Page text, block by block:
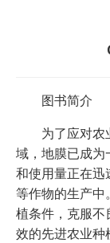
图书简介
为了应对农
域，地膜已成为
和使用量正在迅
等作物的生产中
植条件，克服不
效的先进农业种